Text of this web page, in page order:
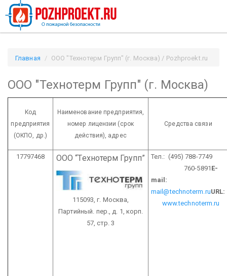
Главная ООО "Технотерм Групп" (г. Москва) / Pozhproekt.ru
ООО "Технотерм Групп" (г. Москва)
Код
предприятия
(ОКПО, др.)
Наименование предприятия,
номер лицензии (срок
действия), адрес
Средства связи
17797468 ООО “Технотерм Групп”
115093, г. Москва,
Партийный. пер., д. 1, корп.
57, стр. 3
Тел.: (495) 788-7749
760-5891 E-
mail:
mail@technoterm.ruURL:
www.technoterm.ru